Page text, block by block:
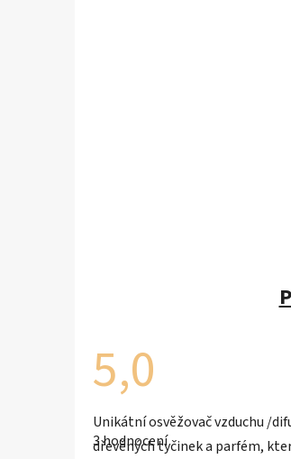
5,0
Průměrné
hodnocení
produktu
3 hodnocení
Unikátní osvěžovač vzduchu /
dřevěných tyčinek a parfém,